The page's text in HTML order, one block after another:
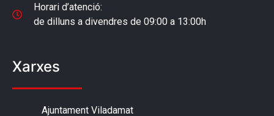
Horari d’atenció:
de dilluns a divendres de 09:00 a 13:00h
Xarxes
Ajuntament Viladamat